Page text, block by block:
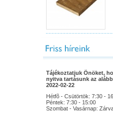
Tájékoztatjuk Önöket,
nyitva tartásunk az
2022-02-22
Hétfõ - Csütörtök: 7:30 -
Péntek: 7:30 - 15:00
Szombat - Vasárnap: